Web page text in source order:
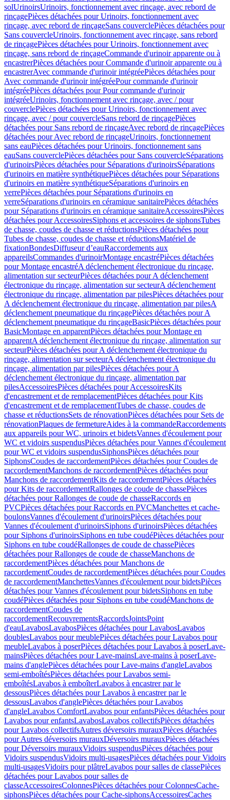
solUrinoirsUrinoirs, fonctionnement avec rinçage, avec rebord de
rinçagePièces détachées pour Urinoirs, fonctionnement avec
rinçage, avec rebord de rinçageSans couverclePièces détachées pour
Sans couvercleUrinoirs, fonctionnement avec rinçage, sans rebord
de rinçagePièces détachées pour Urinoirs, fonctionnement avec
rinçage, sans rebord de rinçageCommande d'urinoir apparente ou à
encastrerPièces détachées pour Commande d'urinoir apparente ou à
encastrerAvec commande d'urinoir intégréePièces détachées pour
Avec commande d'urinoir intégréePour commande d'urinoir
intégréePièces détachées pour Pour commande d'urinoir
intégréeUrinoirs, fonctionnement avec rinçage, avec / pour
couverclePièces détachées pour Urinoirs, fonctionnement avec
rinçage, avec / pour couvercleSans rebord de rinçagePièces
détachées pour Sans rebord de rinçageAvec rebord de rinçagePièces
détachées pour Avec rebord de rinçageUrinoirs, fonctionnement
sans eauPièces détachées pour Urinoirs, fonctionnement sans
eauSans couverclePièces détachées pour Sans couvercleSéparations
d'urinoirsPièces détachées pour Séparations d'urinoirsSéparations
d'urinoirs en matière synthétiquePièces détachées pour Séparations
d'urinoirs en matière synthétiqueSéparations d'urinoirs en
verrePièces détachées pour Séparations d'urinoirs en
verreSéparations d'urinoirs en céramique sanitairePièces détachées
pour Séparations d'urinoirs en céramique sanitaireAccessoiresPièces
détachées pour AccessoiresSiphons et accessoires de siphonsTubes
de chasse, coudes de chasse et réductionsPièces détachées pour
Tubes de chasse, coudes de chasse et réductionsMatériel de
fixationBondesDiffuseur d’eauRaccordements aux
appareilsCommandes d'urinoirMontage encastréPièces détachées
pour Montage encastréA déclenchement électronique du rinçage,
alimentation sur secteurPièces détachées pour A déclenchement
électronique du rinçage, alimentation sur secteurA déclenchement
électronique du rinçage, alimentation par pilesPièces détachées pour
A déclenchement électronique du rinçage, alimentation par pilesA
déclenchement pneumatique du rinçagePièces détachées pour A
déclenchement pneumatique du rinçageBasicPièces détachées pour
BasicMontage en apparentPièces détachées pour Montage en
apparentA déclenchement électronique du rinçage, alimentation sur
secteurPièces détachées pour A déclenchement électronique du
rinçage, alimentation sur secteurA déclenchement électronique du
rinçage, alimentation par pilesPièces détachées pour A
déclenchement électronique du rinçage, alimentation par
pilesAccessoiresPièces détachées pour AccessoiresKits
d'encastrement et de remplacementPièces détachées pour Kits
d'encastrement et de remplacementTubes de chasse, coudes de
chasse et réductionsSets de rénovationPièces détachées pour Sets de
rénovationPlaques de fermetureAides à la commandeRaccordements
aux appareils pour WC, urinoirs et bidetsVannes d'écoulement pour
WC et vidoirs suspendusPièces détachées pour Vannes d'écoulement
pour WC et vidoirs suspendusSiphonsPièces détachées pour
SiphonsCoudes de raccordementPièces détachées pour Coudes de
raccordementManchons de raccordementPièces détachées pour
Manchons de raccordementKits de raccordementPièces détachées
pour Kits de raccordementRallonges de coude de chassePièces
détachées pour Rallonges de coude de chasseRaccords en
PVCPièces détachées pour Raccords en PVCManchettes et cache-
boulonsVannes d'écoulement d'urinoirsPièces détachées pour
Vannes d'écoulement d'urinoirsSiphons d'urinoirsPièces détachées
pour Siphons d'urinoirsSiphons en tube coudéPièces détachées pour
Siphons en tube coudéRallonges de coude de chassePièces
détachées pour Rallonges de coude de chasseManchons de
raccordementPièces détachées pour Manchons de
raccordementCoudes de raccordementPièces détachées pour Coudes
de raccordementManchettesVannes d'écoulement pour bidetsPièces
détachées pour Vannes d'écoulement pour bidetsSiphons en tube
coudéPièces détachées pour Siphons en tube coudéManchons de
raccordementCoudes de
raccordementRecouvrementsRaccordsJointsPoint
d'eauLavabosLavabosPièces détachées pour LavabosLavabos
doublesLavabos pour meublePièces détachées pour Lavabos pour
meubleLavabos à poserPièces détachées pour Lavabos à poserLave-
mainsPièces détachées pour Lave-mainsLave-mains à poserLave-
mains d'anglePièces détachées pour Lave-mains d'angleLavabos
semi-emboîtésPièces détachées pour Lavabos semi-
emboîtésLavabos à emboîterLavabos à encastrer par le
dessousPièces détachées pour Lavabos à encastrer par le
dessousLavabos d'anglePièces détachées pour Lavabos
d'angleLavabos ComfortLavabos pour enfantsPièces détachées pour
Lavabos pour enfantsLavabosLavabos collectifsPièces détachées
pour Lavabos collectifsAutres déversoirs murauxPièces détachées
pour Autres déversoirs murauxDéversoirs murauxPièces détachées
pour Déversoirs murauxVidoirs suspendusPièces détachées pour
Vidoirs suspendusVidoirs multi-usagesPièces détachées pour Vidoirs
multi-usagesVidoirs pour plâtreLavabos pour salles de classePièces
détachées pour Lavabos pour salles de
classeAccessoiresColonnesPièces détachées pour ColonnesCache-
siphonsPièces détachées pour Cache-siphonsAccessoiresCaches